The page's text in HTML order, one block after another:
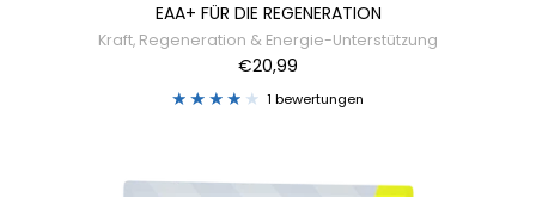
EAA+ FÜR DIE REGENERATION
Kraft, Regeneration & Energie-Unterstützung
€20,99
1 bewertungen